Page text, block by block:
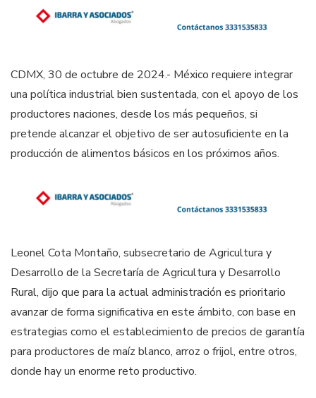
CDMX, 30 de octubre de 2024.- México requiere integrar
una política industrial bien sustentada, con el apoyo de los
productores naciones, desde los más pequeños, si
pretende alcanzar el objetivo de ser autosuficiente en la
producción de alimentos básicos en los próximos años.
Leonel Cota Montaño, subsecretario de Agricultura y
Desarrollo de la Secretaría de Agricultura y Desarrollo
Rural, dijo que para la actual administración es prioritario
avanzar de forma significativa en este ámbito, con base en
estrategias como el establecimiento de precios de garantía
para productores de maíz blanco, arroz o frijol, entre otros,
donde hay un enorme reto productivo.